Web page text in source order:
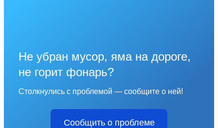
Не убран мусор, яма на дороге,
не горит фонарь?
Столкнулись с проблемой — сообщите о ней!
Сообщить о проблеме